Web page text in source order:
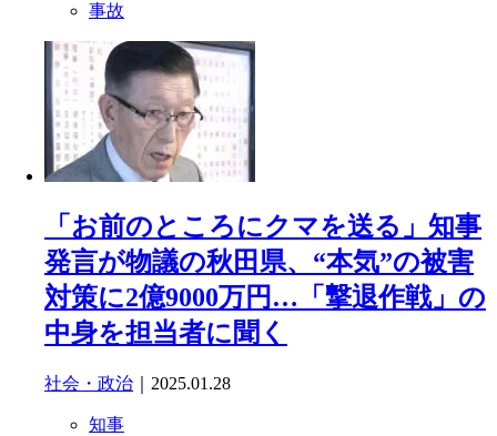
事故
「お前のところにクマを送る」知事
発言が物議の秋田県、“本気”の被害
対策に2億9000万円…「撃退作戦」の
中身を担当者に聞く
社会・政治 ｜2025.01.28
知事